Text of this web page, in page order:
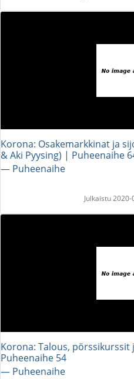
Korona: Osakemarkkinat ja
& Aki Pyysing) | Puheenaihe
― Puheenaihe
Julkaistu
Korona: Talous,
Puheenaihe 54
― Puheenaihe